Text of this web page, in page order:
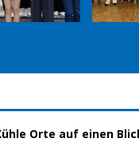
Orte auf einen